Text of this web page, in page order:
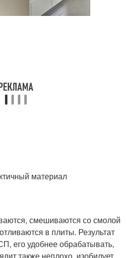
материал
смешиваются со смолой
в плиты. Результат
его удобнее обрабатывать,